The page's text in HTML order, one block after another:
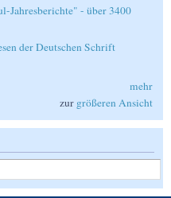
Jahresberichte" - über 3400
der Deutschen Schrift
mehr
zur größeren Ansicht